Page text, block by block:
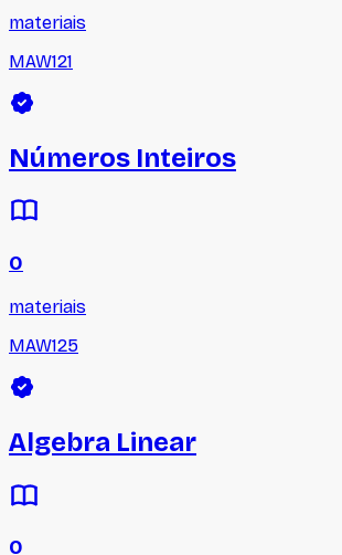
materiais
MAW121
Números Inteiros
0
materiais
MAW125
Algebra Linear
0